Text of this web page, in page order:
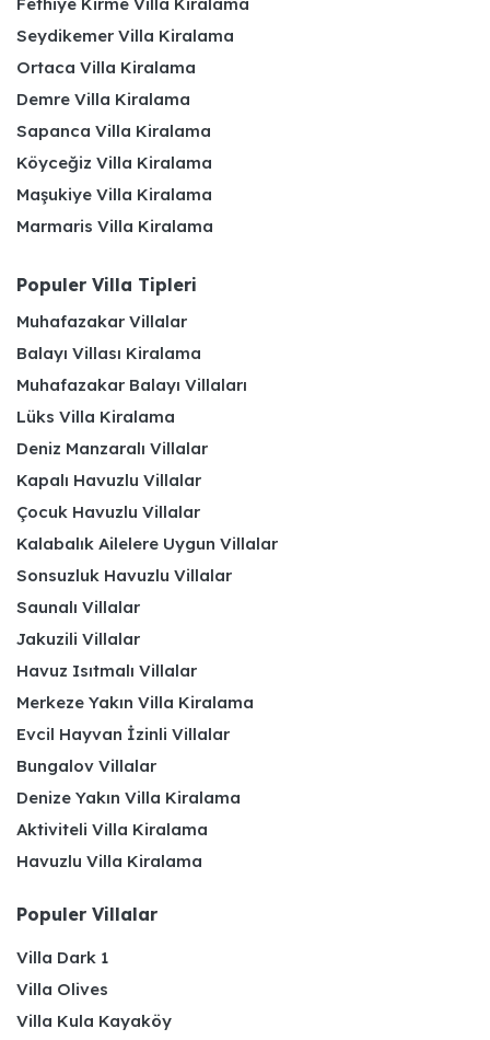
Seydikemer Villa Kiralama
Ortaca Villa Kiralama
Demre Villa Kiralama
Sapanca Villa Kiralama
Köyceğiz Villa Kiralama
Maşukiye Villa Kiralama
Marmaris Villa Kiralama
Populer Villa Tipleri
Muhafazakar Villalar
Balayı Villası Kiralama
Muhafazakar Balayı Villaları
Lüks Villa Kiralama
Deniz Manzaralı Villalar
Kapalı Havuzlu Villalar
Çocuk Havuzlu Villalar
Kalabalık Ailelere Uygun Villalar
Sonsuzluk Havuzlu Villalar
Saunalı Villalar
Jakuzili Villalar
Havuz Isıtmalı Villalar
Merkeze Yakın Villa Kiralama
Evcil Hayvan İzinli Villalar
Bungalov Villalar
Denize Yakın Villa Kiralama
Aktiviteli Villa Kiralama
Havuzlu Villa Kiralama
Populer Villalar
Villa Dark 1
Villa Olives
Villa Kula Kayaköy